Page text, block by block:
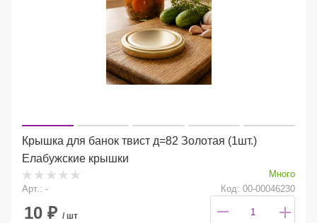
Крышка для банок твист д=82 Золотая (1шт.)
Елабужские крышки
Много
Арт.: -
Код: 00-00046230
10 ₽ / шт